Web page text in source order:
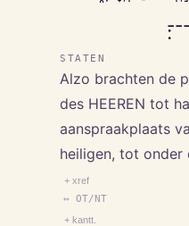
STATEN
Alzo brachten de
des HEEREN tot
aanspraakplaats
heiligen, tot onder
+ xref
↔ OT/NT
+ kantt.